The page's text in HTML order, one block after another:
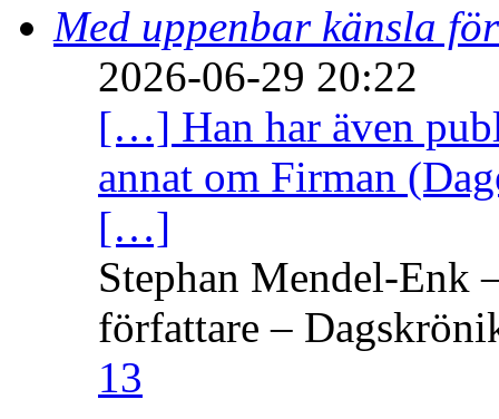
Med uppenbar känsla
2026-06-29 20:22
[…] Han har även
annat om Firman
[…]
Stephan Mendel-Enk
författare –
13